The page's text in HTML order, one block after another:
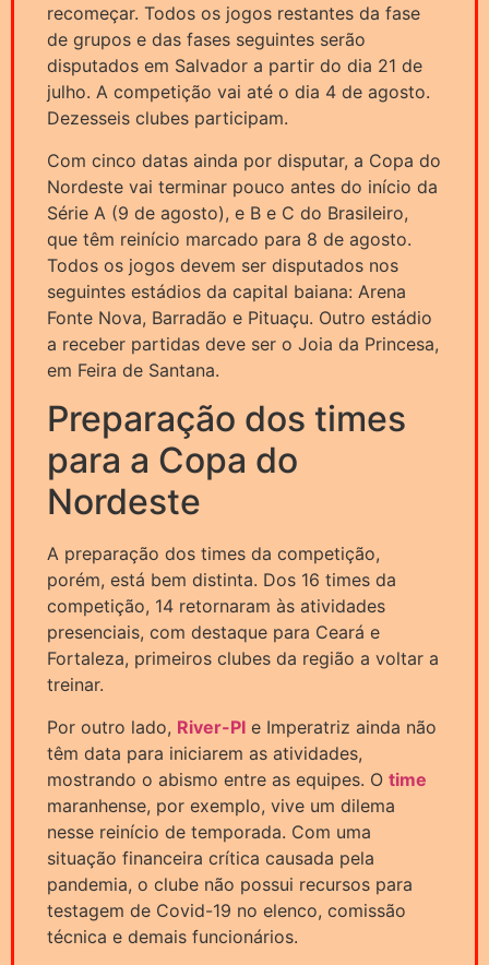
recomeçar. Todos os jogos restantes da fase
de grupos e das fases seguintes serão
disputados em Salvador a partir do dia 21 de
julho. A competição vai até o dia 4 de agosto.
Dezesseis clubes participam.
Com cinco datas ainda por disputar, a Copa do
Nordeste vai terminar pouco antes do início da
Série A (9 de agosto), e B e C do Brasileiro,
que têm reinício marcado para 8 de agosto.
Todos os jogos devem ser disputados nos
seguintes estádios da capital baiana: Arena
Fonte Nova, Barradão e Pituaçu. Outro estádio
a receber partidas deve ser o Joia da Princesa,
em Feira de Santana.
Preparação dos times
para a Copa do
Nordeste
A preparação dos times da competição,
porém, está bem distinta. Dos 16 times da
competição, 14 retornaram às atividades
presenciais, com destaque para Ceará e
Fortaleza, primeiros clubes da região a voltar a
treinar.
Por outro lado, River-PI e Imperatriz ainda não
têm data para iniciarem as atividades,
mostrando o abismo entre as equipes. O time
maranhense, por exemplo, vive um dilema
nesse reinício de temporada. Com uma
situação financeira crítica causada pela
pandemia, o clube não possui recursos para
testagem de Covid-19 no elenco, comissão
técnica e demais funcionários.